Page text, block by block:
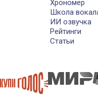
Хрономер
Школа
ИИ озвучка
Рейтинги
Статьи